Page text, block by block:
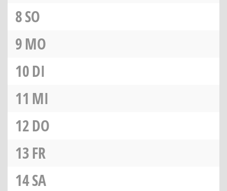
8SO
9MO
10DI
11 MI
12DO
13FR
14SA